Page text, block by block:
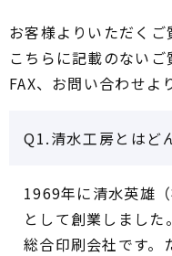
お客様よりいただくご
こちらに記載のない
FAX、お問い合わせよ
Q1.清水工房とはど
1969年に清水英雄
として創業しまし
総合印刷会社です。